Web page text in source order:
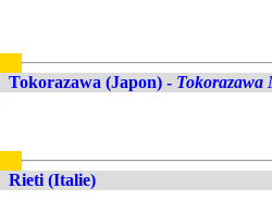
Tokorazawa (Japon) - Tokorazawa
Rieti (Italie)